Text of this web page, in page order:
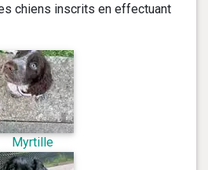
chiens inscrits en effectuant
Myrtille